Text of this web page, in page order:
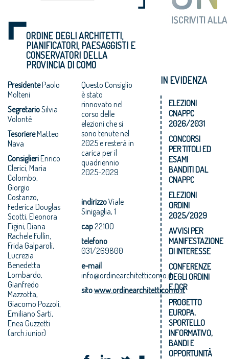
ORDINE DEGLI ARCHITETTI,
PIANIFICATORI, PAESAGGISTI E
CONSERVATORI DELLA
PROVINCIA DI COMO
PresidentePaolo
Molteni
SegretarioSilvia
Volontè
TesoriereMatteo
Nava
ConsiglieriEnrico
Clerici, Maria
Colombo,
Giorgio
Costanzo,
Federica Douglas
Scotti, Eleonora
Figini, Diana
Rachele Fullin,
Frida Galparoli,
Lucrezia
Benedetta
Lombardo,
Gianfredo
Mazzotta,
Giacomo Pozzoli,
Emiliano Sarti,
Enea Guzzetti
(arch.iunior)
Questo Consiglio
è stato
rinnovato nel
corso delle
elezioni che si
sono tenute nel
2025 e resterà in
carica per il
quadriennio
2025-2029
indirizzoViale
Sinigaglia, 1
cap22100
telefono
031/269800
e-mail
info@ordinearchitetticomo.it
sitowww.ordinearchitetticomo.it
IN EVIDENZA
ELEZIONI
CNAPPC
2026/2031
CONCORSI
PER TITOLI ED
ESAMI
BANDITI DAL
CNAPPC
ELEZIONI
ORDINI
2025/2029
AVVISI PER
MANIFESTAZIONE
DI INTERESSE
CONFERENZE
DEGLI ORDINI
E DCR
PROGETTO
EUROPA,
SPORTELLO
INFORMATIVO,
BANDI E
OPPORTUNITÀ